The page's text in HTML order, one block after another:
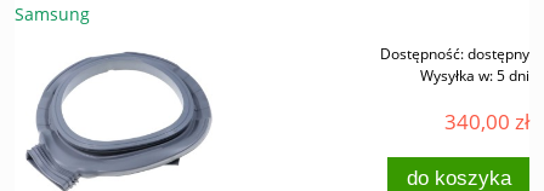
Samsung
Dostępność:dostępny
Wysyłka w:5 dni
340,00 zł
do koszyka